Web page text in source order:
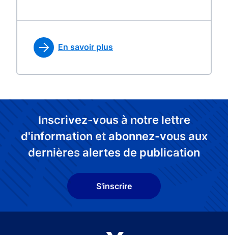
En savoir plus
Inscrivez-vous à notre lettre
d'information et abonnez-vous aux
dernières alertes de publication
S'inscrire